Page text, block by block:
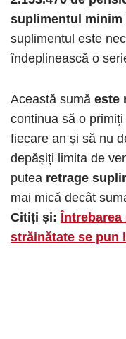
suplimentul minim
suplimentul este
îndeplinească o
Această sumă este
continua să o
fiecare an și să nu
depășiți limita de
putea retrage
mai mică decât
Citiți și:
străinătate se pun